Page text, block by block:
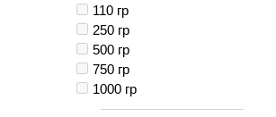
110 гр
250 гр
500 гр
750 гр
1000 гр